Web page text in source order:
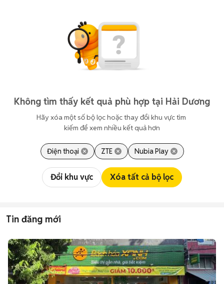
Không tìm thấy kết quả phù hợp tại Hải Dương
Hãy xóa một số bộ lọc hoặc thay đổi khu vực tìm
kiếm để xem nhiều kết quả hơn
Điện thoại ZTE Nubia Play
Đổi khu vực Xóa tất cả bộ lọc
Tin đăng mới